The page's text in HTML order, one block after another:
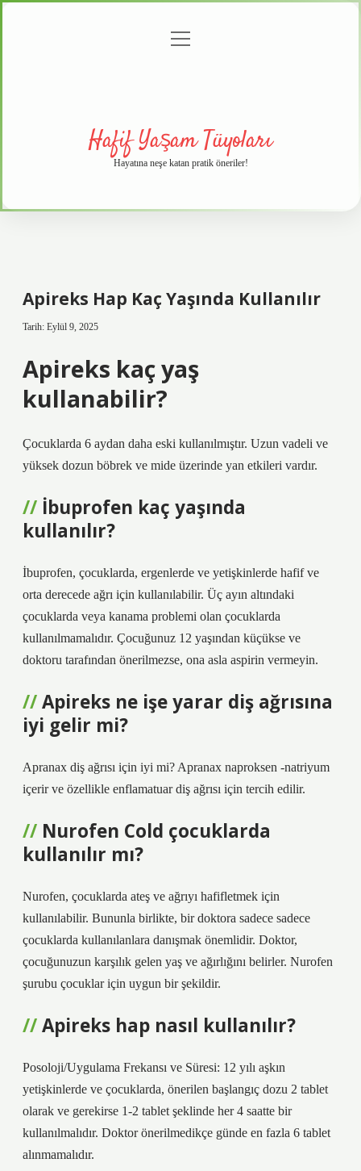
menüyü
Hafif Yaşam Tüyoları
Hayatına neşe katan pratik öneriler!
Apireks Hap Kaç Yaşında Kullanılır
Tarih: Eylül 9, 2025
Apireks kaç yaş
kullanabilir?
Çocuklarda 6 aydan daha eski kullanılmıştır. Uzun vadeli ve
yüksek dozun böbrek ve mide üzerinde yan etkileri vardır.
İbuprofen kaç yaşında
kullanılır?
İbuprofen, çocuklarda, ergenlerde ve yetişkinlerde hafif ve
orta derecede ağrı için kullanılabilir. Üç ayın altındaki
çocuklarda veya kanama problemi olan çocuklarda
kullanılmamalıdır. Çocuğunuz 12 yaşından küçükse ve
doktoru tarafından önerilmezse, ona asla aspirin vermeyin.
Apireks ne işe yarar diş ağrısına
iyi gelir mi?
Apranax diş ağrısı için iyi mi? Apranax naproksen -natriyum
içerir ve özellikle enflamatuar diş ağrısı için tercih edilir.
Nurofen Cold çocuklarda
kullanılır mı?
Nurofen, çocuklarda ateş ve ağrıyı hafifletmek için
kullanılabilir. Bununla birlikte, bir doktora sadece sadece
çocuklarda kullanılanlara danışmak önemlidir. Doktor,
çocuğunuzun karşılık gelen yaş ve ağırlığını belirler. Nurofen
şurubu çocuklar için uygun bir şekildir.
Apireks hap nasıl kullanılır?
Posoloji/Uygulama Frekansı ve Süresi: 12 yılı aşkın
yetişkinlerde ve çocuklarda, önerilen başlangıç ​​dozu 2 tablet
olarak ve gerekirse 1-2 tablet şeklinde her 4 saatte bir
kullanılmalıdır. Doktor önerilmedikçe günde en fazla 6 tablet
alınmamalıdır.